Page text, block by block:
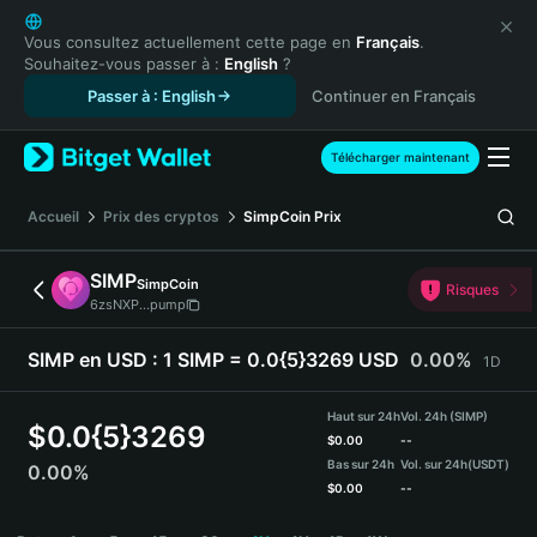
English
日本語
Tiếng Việt
Español (Latinoamérica)
Türkçe
Français
Deutsch
简体中文
繁體中文
Português (Portugal)
Bahasa Indonesia
ภาษาไทย
Español
Español (Argentina)
Vous consultez actuellement cette page en Français.
Souhaitez-vous passer à : English ?
Passer à : English
Continuer en Français
Télécharger maintenant
Accueil Prix des cryptos SimpCoin Prix
SIMPSimpCoin
6zsNXP...pump
Risques
SIMP en USD : 1 SIMP = 0.0{5}3269 USD 0.00% 1D
$0.0{5}3269
0.00%
Haut sur 24h
$0.00
Bas sur 24h
$0.00
Vol. 24h (SIMP)
--
Vol. sur 24h(USDT)
--